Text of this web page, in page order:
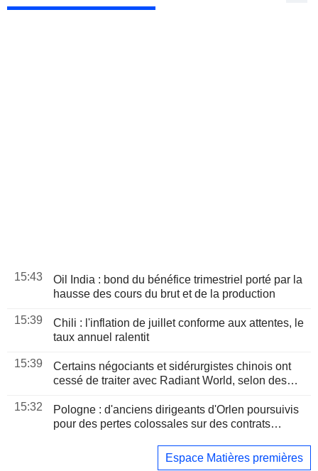
15:43
Oil India : bond du bénéfice trimestriel porté par la
hausse des cours du brut et de la production
15:39
Chili : l'inflation de juillet conforme aux attentes, le
taux annuel ralentit
15:39
Certains négociants et sidérurgistes chinois ont
cessé de traiter avec Radiant World, selon des
15:32
Pologne : d'anciens dirigeants d'Orlen poursuivis
pour des pertes colossales sur des contrats
Espace Matières premières